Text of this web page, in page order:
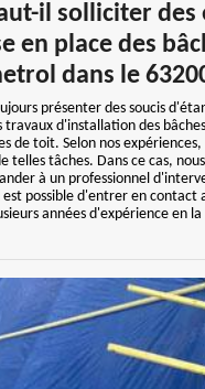
il solliciter des
en place des
dans le
présenter des soucis
travaux d'installation des
de toit. Selon nos
telles tâches. Dans ce cas,
à un professionnel
possible d'entrer en contact
années d'expérience en